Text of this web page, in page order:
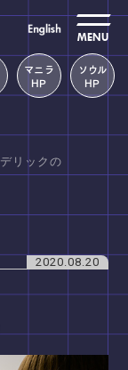
マニラ
HP
ソウル
HP
MENU
リックの
2020.08.20